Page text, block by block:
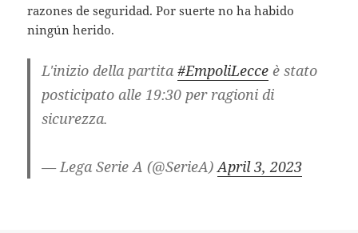
razones de seguridad. Por suerte no ha habido
ningún herido.
L'inizio della partita#EmpoliLecce è stato
posticipato alle 19:30 per ragioni di
sicurezza.
— Lega Serie A (@SerieA)April 3, 2023